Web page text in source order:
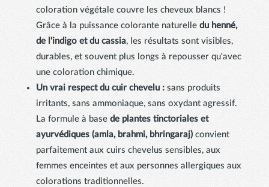
coloration végétale couvre les cheveux blancs !
Grâce à la puissance colorante naturelle du henné,
de l'indigo et du cassia, les résultats sont visibles,
durables, et souvent plus longs à repousser qu'avec
une coloration chimique.
Un vrai respect du cuir chevelu :sans produits
irritants, sans ammoniaque, sans oxydant agressif.
La formule à base de plantes tinctoriales et
ayurvédiques (amla, brahmi, bhringaraj)convient
parfaitement aux cuirs chevelus sensibles, aux
femmes enceintes et aux personnes allergiques aux
colorations traditionnelles.